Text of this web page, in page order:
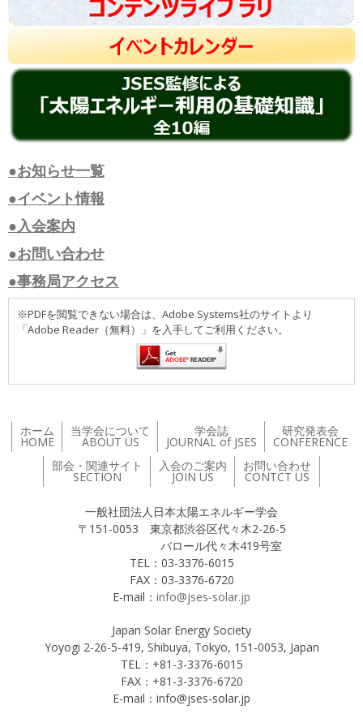
●お知らせ一覧
●イベント情報
●入会案内
●お問い合わせ
●事務局アクセス
※PDFを閲覧できない場合は、Adobe Systems社のサイトより
「Adobe Reader（無料）」を入手してご利用ください。
ホーム
HOME
当学会について
ABOUT US
学会誌
JOURNAL of JSES
研究発表会
CONFERENCE
部会・関連サイト
SECTION
入会のご案内
JOIN US
お問い合わせ
CONTCT US
一般社団法人日本太陽エネルギー学会
〒151-0053 東京都渋谷区代々木2-26-5
バロール代々木419号室
TEL：03-3376-6015
FAX：03-3376-6720
E-mail： info@jses-solar.jp
Japan Solar Energy Society
Yoyogi 2-26-5-419, Shibuya, Tokyo, 151-0053, Japan
TEL：+81-3-3376-6015
FAX：+81-3-3376-6720
E-mail：info@jses-solar.jp